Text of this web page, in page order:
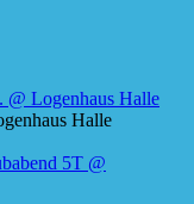
@ Logenhaus Halle
Halle